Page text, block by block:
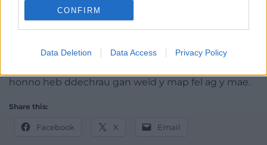
CONFIRM
Data Deletion Data Access Privacy Policy
Peth da yw’r iaith Gymraeg, a does dim rhaid iddi hi,
nac i ni, gyfiawnhau ei bodolaeth na’n defnydd ni
honno heb ddechrau gan weld y map fel ag y mae.
Share this:
Facebook X Email